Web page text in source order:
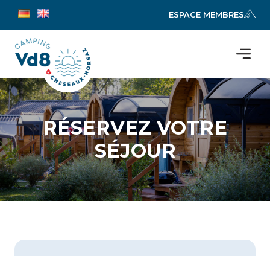
ESPACE MEMBRES
RÉSERVEZ VOTRE
SÉJOUR